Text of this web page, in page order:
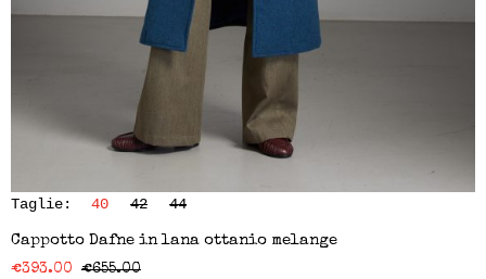
Taglie: 40 42 44
Cappotto Dafne in lana ottanio melange
€393.00 €655.00